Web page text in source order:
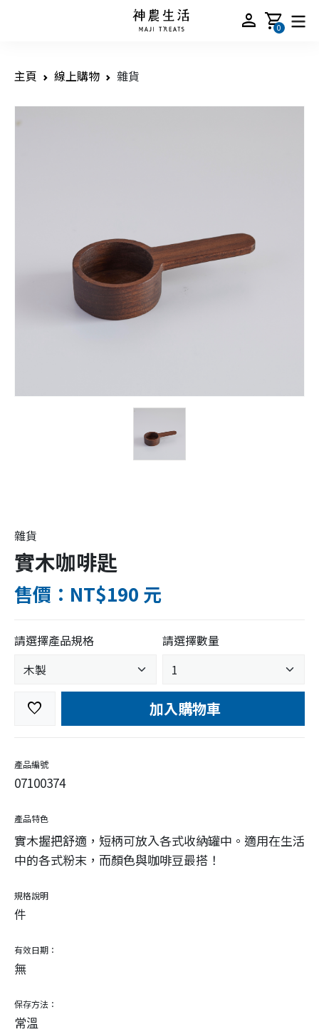
person shopping_cart
0
主頁 線上購物 雜貨
雜貨
實木咖啡匙
售價：NT$190 元
請選擇產品規格 請選擇數量
favorite 加入購物車
產品編號
07100374
產品特色
實木握把舒適，短柄可放入各式收納罐中。適用在生活
中的各式粉末，而顏色與咖啡豆最搭！
規格說明
件
有效日期：
無
保存方法：
常溫